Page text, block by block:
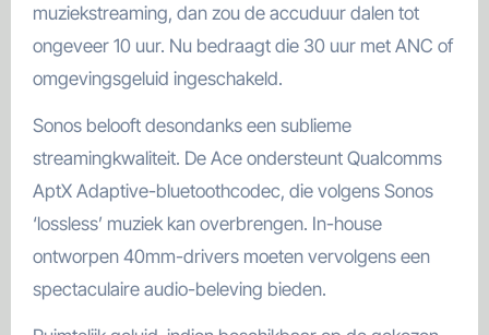
muziekstreaming, dan zou de accuduur dalen tot
ongeveer 10 uur. Nu bedraagt die 30 uur met ANC of
omgevingsgeluid ingeschakeld.
Sonos belooft desondanks een sublieme
streamingkwaliteit. De Ace ondersteunt Qualcomms
AptX Adaptive-bluetoothcodec, die volgens Sonos
‘lossless’ muziek kan overbrengen. In-house
ontworpen 40mm-drivers moeten vervolgens een
spectaculaire audio-beleving bieden.